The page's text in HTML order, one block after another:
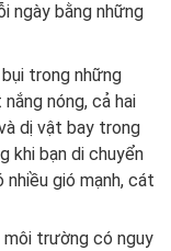
ngày bằng những
trong những
nóng, cả hai
dị vật bay trong
khi bạn di chuyển
gió mạnh, cát
trường có nguy